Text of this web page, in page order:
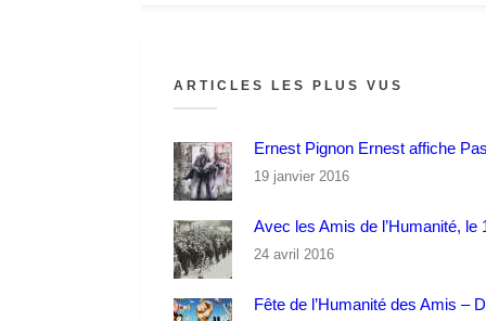
ARTICLES LES PLUS VUS
Ernest Pignon Ernest affiche
19 janvier 2016
Avec les Amis de l’Humanité, le
24 avril 2016
Fête de l’Humanité des Amis –